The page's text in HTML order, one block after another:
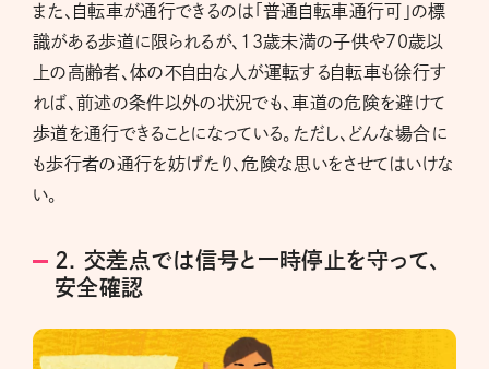
また、自転車が通行できるのは「普通自転車通行可」の標
識がある歩道に限られるが、13歳未満の子供や70歳以
上の高齢者、体の不自由な人が運転する自転車も徐行す
れば、前述の条件以外の状況でも、車道の危険を避けて
歩道を通行できることになっている。ただし、どんな場合に
も歩行者の通行を妨げたり、危険な思いをさせてはいけな
い。
2. 交差点では信号と一時停止を守って、
安全確認